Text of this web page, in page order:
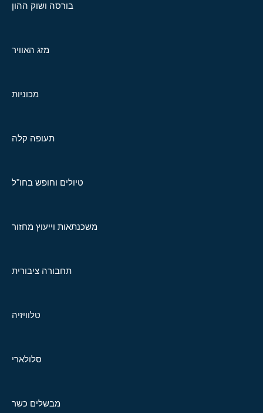
בורסה ושוק ההון
מזג האוויר
מכוניות
תעופה קלה
טיולים וחופש בחו"ל
משכנתאות וייעוץ מחזור
תחבורה ציבורית
טלוויזיה
סלולארי
מבשלים כשר